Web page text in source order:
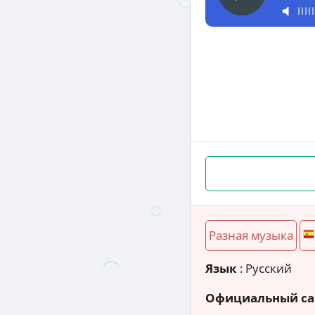
Разная музыка
Язык : Русский
Официальный